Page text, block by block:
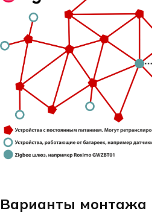
Варианты монтажа